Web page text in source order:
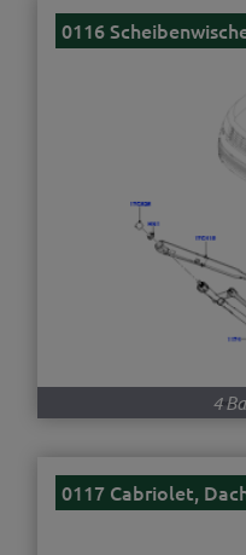
0116
4
0117 Cabriolet,